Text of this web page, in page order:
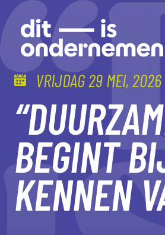
VRIJDAG 29 MEI, 2026
BEGINT
KENNEN